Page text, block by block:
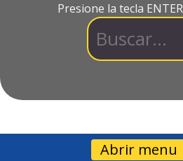
Presione la tecla
Abrir menu